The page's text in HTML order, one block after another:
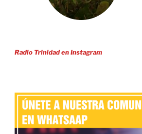
Radio Trinidad en Instagram